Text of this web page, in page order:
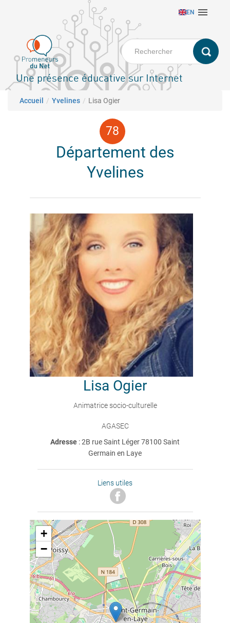
principal
EN 
Une présence éducative sur Internet
Fil d'Ariane
Accueil Yvelines Lisa Ogier
Département des
Yvelines
Lisa Ogier
Animatrice socio-culturelle
AGASEC
Adresse : 2B rue Saint Léger 78100 Saint
Germain en Laye
Liens utiles
+
−